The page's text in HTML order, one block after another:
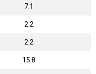
7.1
2.2
2.2
15.8